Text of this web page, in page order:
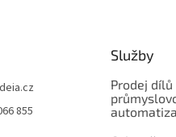
deia.cz
855
Služby
Prodej dílů